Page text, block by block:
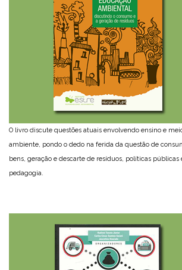
O livro discute questões atuais envolvendo ensino e
ambiente, pondo o dedo na ferida da questão de
bens, geração e descarte de resíduos, políticas públicas
pedagogia.